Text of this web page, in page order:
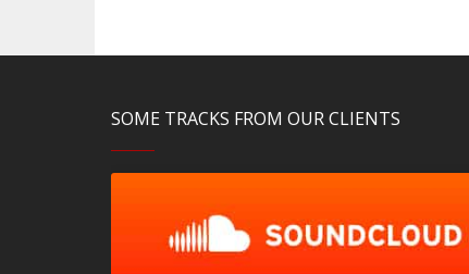
SOME TRACKS FROM OUR CLIENTS